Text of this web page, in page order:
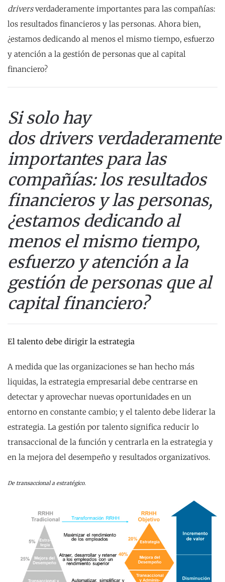
driversverdaderamente importantes para las compañías:
los resultados financieros y las personas. Ahora bien,
¿estamos dedicando al menos el mismo tiempo, esfuerzo
y atención a la gestión de personas que al capital
financiero?
Si solo hay
dos drivers verdaderamente
importantes para las
compañías: los resultados
financieros y las personas,
¿estamos dedicando al
menos el mismo tiempo,
esfuerzo y atención a la
gestión de personas que al
capital financiero?
El talento debe dirigir la estrategia
A medida que las organizaciones se han hecho más
liquidas, la estrategia empresarial debe centrarse en
detectar y aprovechar nuevas oportunidades en un
entorno en constante cambio; y el talento debe liderar la
estrategia. La gestión por talento significa reducir lo
transaccional de la función y centrarla en la estrategia y
en la mejora del desempeño y resultados organizativos.
De transaccional a estratégico.